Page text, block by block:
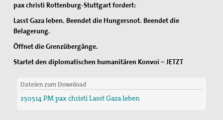
pax christi Rottenburg-Stuttgart fordert:
Lasst Gaza leben. Beendet die Hungersnot. Beendet die
Belagerung.
Öffnet die Grenzübergänge.
Startet den diplomatischen humanitären Konvoi – JETZT
Dateien zum Download
250514 PM pax christi Lasst Gaza leben